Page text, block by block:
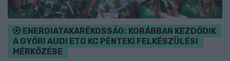
ENERGIATAKARÉKOSSÁG: KORÁBBAN KEZDŐDIK
A GYŐRI AUDI ETO KC PÉNTEKI FELKÉSZÜLÉSI
MÉRKŐZÉSE